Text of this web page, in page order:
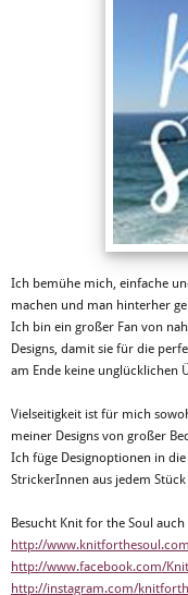
Ich bemühe mich, einfache
machen und man hinterher
Ich bin ein großer Fan von
Designs, damit sie für die
am Ende keine unglücklichen
Vielseitigkeit ist für mich
meiner Designs von großer
Ich füge Designoptionen in
StrickerInnen aus jedem
Besucht Knit for the Soul
http://
http://www.facebook.com/
http://instagram.com/